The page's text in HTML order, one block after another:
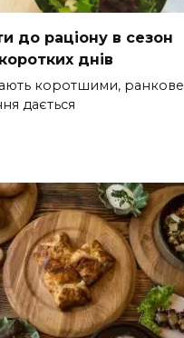
до раціону в сезон
днів
коротшими, ранкове
дається